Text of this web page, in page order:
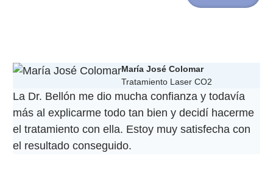
María José Colomar
Tratamiento Laser CO2
La Dr. Bellón me dio mucha confianza y todavía
más al explicarme todo tan bien y decidí hacerme
el tratamiento con ella. Estoy muy satisfecha con
el resultado conseguido.